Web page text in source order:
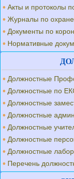
Акты и протоколы
Журналы по охране
Документы по
Нормативные
Должностные
Должностные по
Должностные
Должностные
Должностные
Должностные
Должностные
Перечень